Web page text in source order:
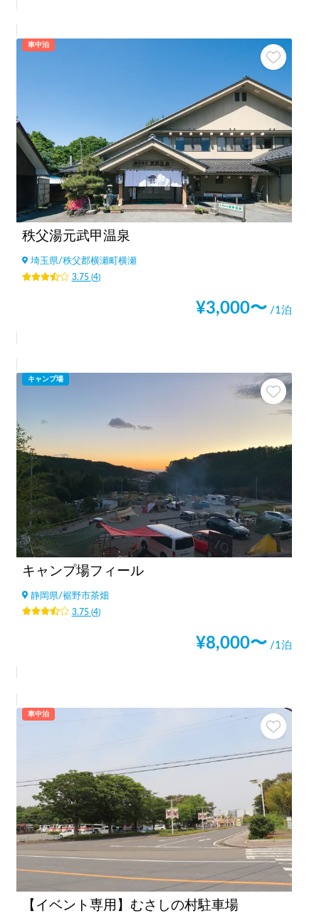
車中泊
秩父湯元武甲温泉
埼玉県/秩父郡横瀬町横瀬
3.75(4)
¥3,000〜 /1泊
キャンプ場
キャンプ場フィール
静岡県/裾野市茶畑
3.75(4)
¥8,000〜 /1泊
車中泊
【イベント専用】むさしの村駐車場